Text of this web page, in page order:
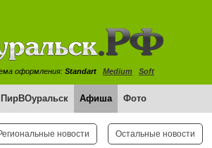
оформления: Standart Medium Soft
ПирВОуральск Афиша Фото
новости Остальные новости